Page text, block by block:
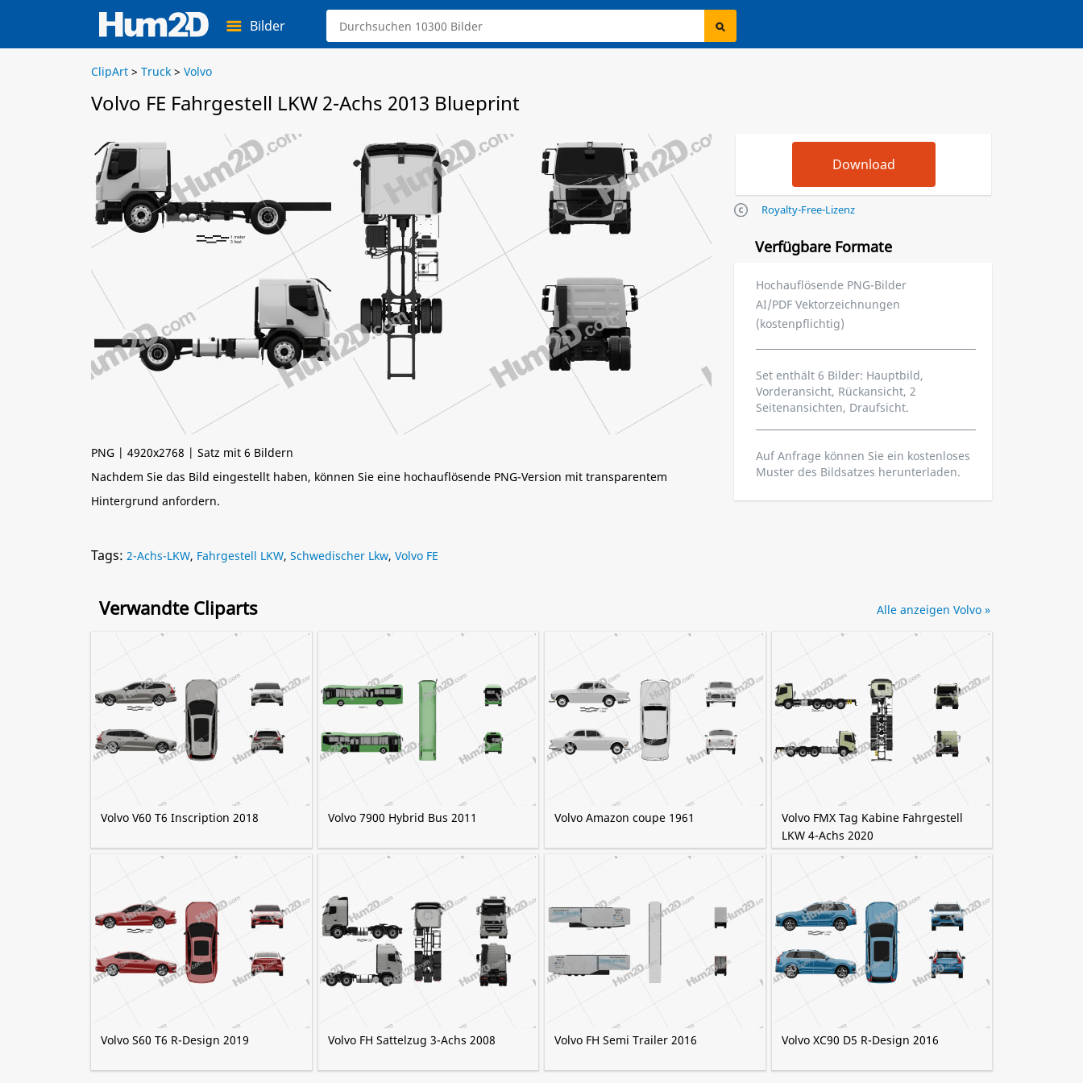
Bilder
ClipArt > Truck > Volvo
Volvo FE Fahrgestell LKW 2-Achs 2013 Blueprint
PNG | 4920x2768 | Satz mit 6 Bildern
Nachdem Sie das Bild eingestellt haben, können Sie eine hochauflösende PNG-Version mit transparentem
Hintergrund anfordern.
Royalty-Free-Lizenz
Verfügbare Formate
Hochauflösende PNG-Bilder
AI/PDF Vektorzeichnungen
(kostenpflichtig)
Set enthält 6 Bilder: Hauptbild,
Vorderansicht, Rückansicht, 2
Seitenansichten, Draufsicht.
Auf Anfrage können Sie ein kostenloses
Muster des Bildsatzes herunterladen.
Tags: 2-Achs-LKW, Fahrgestell LKW, Schwedischer Lkw, Volvo FE
Verwandte Cliparts
Volvo V60 T6 Inscription 2018 Volvo 7900 Hybrid Bus 2011 Volvo Amazon coupe 1961
Volvo FMX Tag Kabine Fahrgestell
LKW 4-Achs 2020
Volvo S60 T6 R-Design 2019 Volvo FH Sattelzug 3-Achs 2008 Volvo FH Semi Trailer 2016 Volvo XC90 D5 R-Design 2016
Alle anzeigen Volvo »